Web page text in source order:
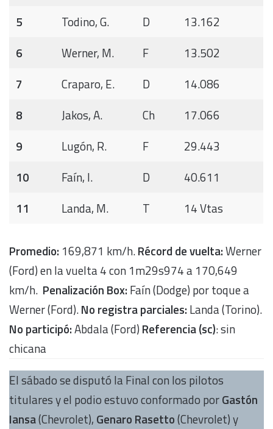
5
Todino, G. D
13.162
6
Werner, M. F
13.502
7
Craparo, E. D
14.086
8
Jakos, A. Ch
17.066
9
Lugón, R. F
29.443
10
Faín, I. D
40.611
11
Landa, M. T 14 Vtas
Promedio: 169,871 km/h.Récord de vuelta:Werner
(Ford) en la vuelta 4 con 1m29s974 a 170,649
km/h. Penalización Box: Faín (Dodge) por toque a
Werner (Ford).No registra parciales: Landa (Torino).
No participó:Abdala (Ford) Referencia (sc): sin
chicana
El sábado se disputó la Final con los pilotos
titulares y el podio estuvo conformado porGastón
Iansa(Chevrolet), Genaro Rasetto(Chevrolet) y